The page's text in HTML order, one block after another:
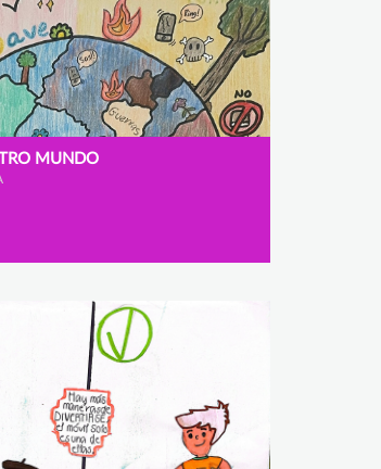
MUNDO